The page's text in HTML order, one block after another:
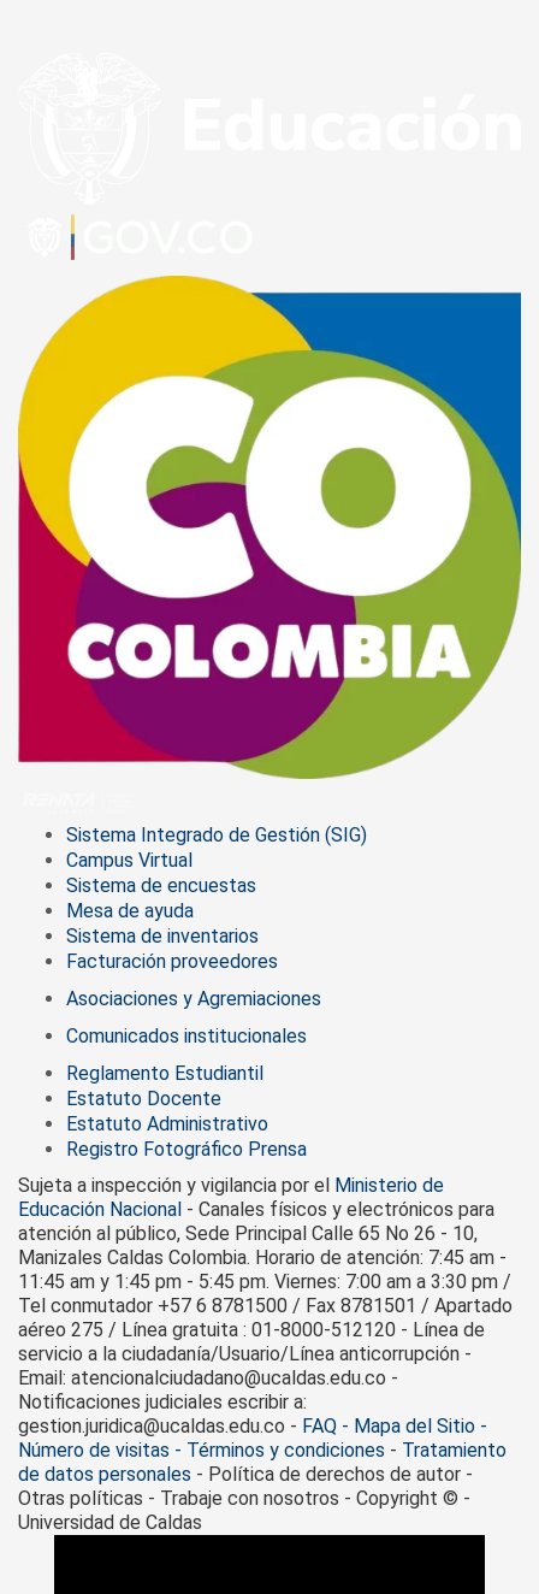
Sistema Integrado de Gestión (SIG)
Campus Virtual
Sistema de encuestas
Mesa de ayuda
Sistema de inventarios
Facturación proveedores
Asociaciones y Agremiaciones
Comunicados institucionales
Reglamento Estudiantil
Estatuto Docente
Estatuto Administrativo
Registro Fotográfico Prensa
Sujeta a inspección y vigilancia por el Ministerio de
Educación Nacional - Canales físicos y electrónicos para
atención al público, Sede Principal Calle 65 No 26 - 10,
Manizales Caldas Colombia. Horario de atención: 7:45 am -
11:45 am y 1:45 pm - 5:45 pm. Viernes: 7:00 am a 3:30 pm /
Tel conmutador +57 6 8781500 / Fax 8781501 / Apartado
aéreo 275 / Línea gratuita : 01-8000-512120 - Línea de
servicio a la ciudadanía/Usuario/Línea anticorrupción -
Email: atencionalciudadano@ucaldas.edu.co -
Notificaciones judiciales escribir a:
gestion.juridica@ucaldas.edu.co - FAQ - Mapa del Sitio -
Número de visitas - Términos y condiciones - Tratamiento
de datos personales - Política de derechos de autor -
Otras políticas - Trabaje con nosotros - Copyright © -
Universidad de Caldas